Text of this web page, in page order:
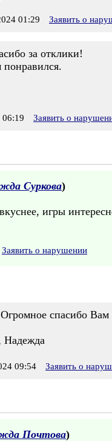
01:29 Заявить о
за отклики!
понравился.
Заявить о
Суркова)
игры
Заявить о нарушении
спасибо
Надежда
09:54 Заявить о
Почтова)